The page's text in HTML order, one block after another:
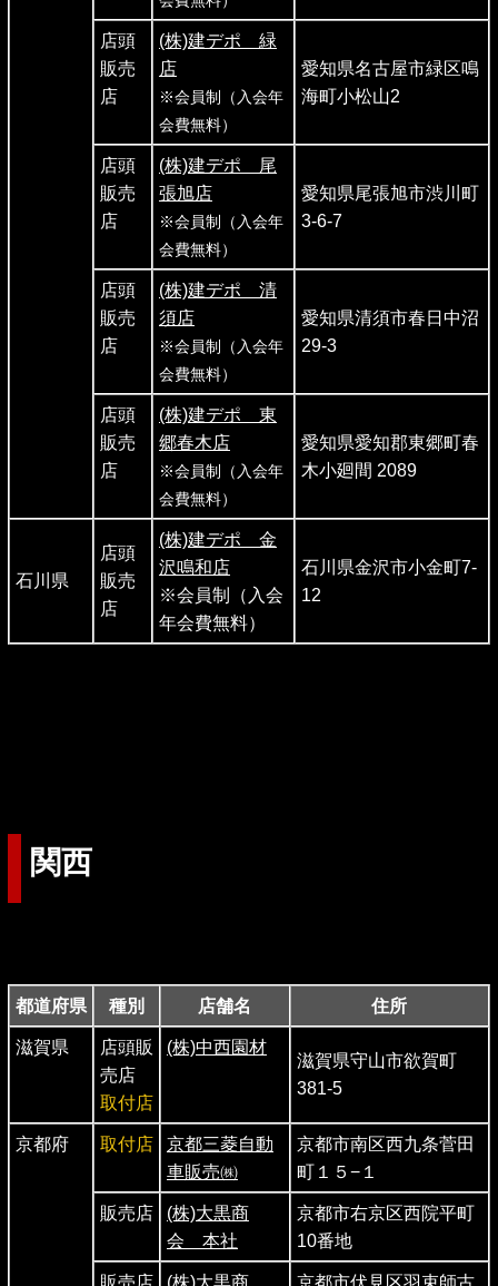
店頭
販売
店
(株)建デポ 緑
店
※会員制（入会年
会費無料）
愛知県名古屋市緑区鳴
海町小松山2
店頭
販売
店
(株)建デポ 尾
張旭店
※会員制（入会年
会費無料）
愛知県尾張旭市渋川町
3-6-7
店頭
販売
店
(株)建デポ 清
須店
※会員制（入会年
会費無料）
愛知県清須市春日中沼
29-3
店頭
販売
店
(株)建デポ 東
郷春木店
※会員制（入会年
会費無料）
愛知県愛知郡東郷町春
木小廻間 2089
石川県
店頭
販売
店
(株)建デポ 金
沢鳴和店
※会員制（入会
年会費無料）
石川県金沢市小金町7-
12
関西
都道府県 種別 店舗名 住所
滋賀県
店頭販
売店
取付店
(株)中西園材
滋賀県守山市欲賀町
381-5
京都府 取付店
京都三菱自動
車販売㈱
京都市南区西九条菅田
町１５−１
販売店
(株)大黒商
会 本社
京都市右京区西院平町
10番地
販売店
(株)大黒商
京都市伏見区羽束師古